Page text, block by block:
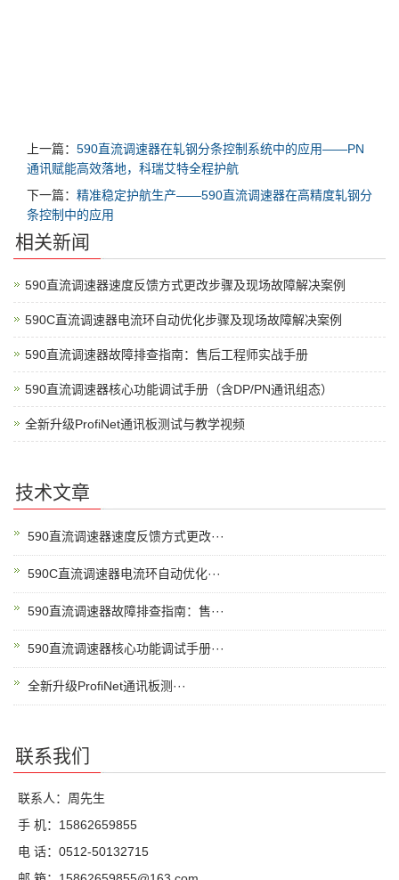
上一篇： 590直流调速器在轧钢分条控制系统中的应用——PN
通讯赋能高效落地，科瑞艾特全程护航
下一篇： 精准稳定护航生产——590直流调速器在高精度轧钢分
条控制中的应用
相关新闻
590直流调速器速度反馈方式更改步骤及现场故障解决案例
590C直流调速器电流环自动优化步骤及现场故障解决案例
590直流调速器故障排查指南：售后工程师实战手册
590直流调速器核心功能调试手册（含DP/PN通讯组态）
全新升级ProfiNet通讯板测试与教学视频
技术文章
590直流调速器速度反馈方式更改···
590C直流调速器电流环自动优化···
590直流调速器故障排查指南：售···
590直流调速器核心功能调试手册···
全新升级ProfiNet通讯板测···
联系我们
联系人：周先生
手 机：15862659855
电 话：0512-50132715